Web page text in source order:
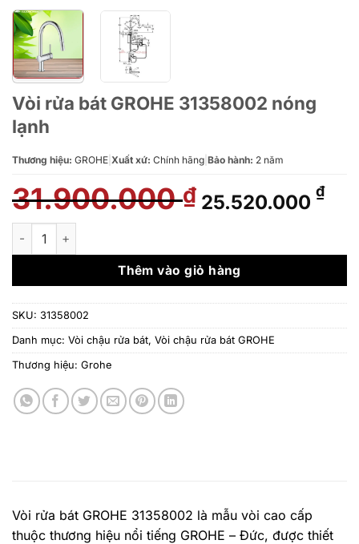
Vòi rửa bát GROHE 31358002 nóng
lạnh
Thương hiệu: GROHE Xuất xứ: Chính hãng Bảo hành: 2 năm
31.900.000₫ Giá
gốc
31.900.000 ₫.
25.520.000 ₫Giá
là:
Vòi rửa bát GROHE 31358002 nóng lạnh số lượng
Thêm vào giỏ hàng
SKU: 31358002
Danh mục: Vòi chậu rửa bát, Vòi chậu rửa bát GROHE
Thương hiệu: Grohe
Vòi rửa bát GROHE 31358002 là mẫu vòi cao cấp
thuộc thương hiệu nổi tiếng GROHE – Đức, được thiết